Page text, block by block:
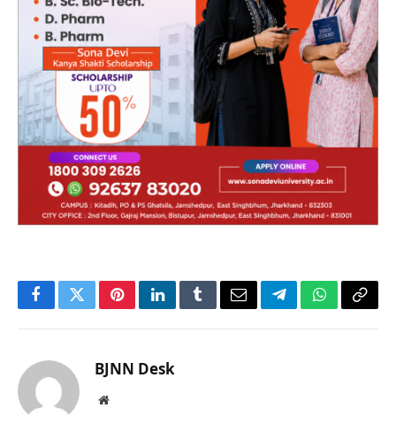
FacebookTwitterPinterestLinkedInTumblrEmailTelegramWhatsApp
Copy
BJNN Desk
Website